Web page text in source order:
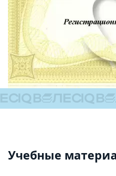
Учебные